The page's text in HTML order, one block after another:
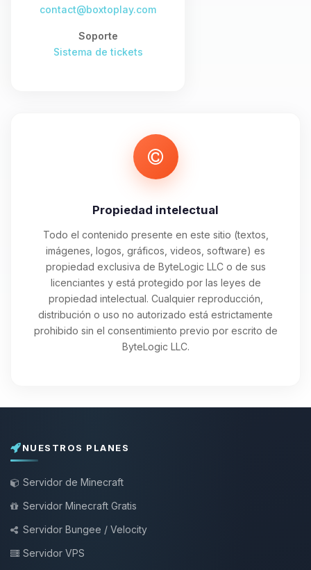
contact@boxtoplay.com
Soporte
Sistema de tickets
Propiedad intelectual
Todo el contenido presente en este sitio (textos,
imágenes, logos, gráficos, videos, software) es
propiedad exclusiva de ByteLogic LLC o de sus
licenciantes y está protegido por las leyes de
propiedad intelectual. Cualquier reproducción,
distribución o uso no autorizado está estrictamente
prohibido sin el consentimiento previo por escrito de
ByteLogic LLC.
NUESTROS PLANES
Servidor de Minecraft
Servidor Minecraft Gratis
Servidor Bungee / Velocity
Servidor VPS